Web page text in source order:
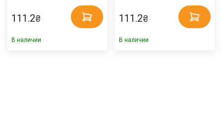
111.2₴
В наличии
111.2₴
В наличии